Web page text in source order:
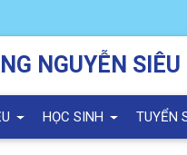
NGUYỄN SIÊU
HỌC SINH TUYỂN